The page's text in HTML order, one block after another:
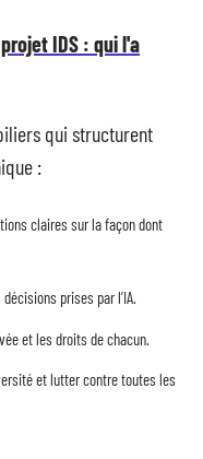
IDS : qui l'a
qui structurent
:
claires sur la façon dont
prises par l’IA.
et les droits de chacun.
et lutter contre toutes les